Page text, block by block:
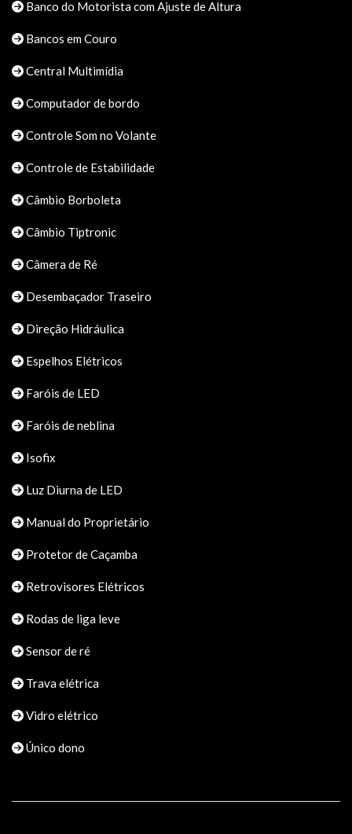
Banco do Motorista com Ajuste de Altura
Bancos em Couro
Central Multimídia
Computador de bordo
Controle Som no Volante
Controle de Estabilidade
Câmbio Borboleta
Câmbio Tiptronic
Câmera de Ré
Desembaçador Traseiro
Direção Hidráulica
Espelhos Elétricos
Faróis de LED
Faróis de neblina
Isofix
Luz Diurna de LED
Manual do Proprietário
Protetor de Caçamba
Retrovisores Elétricos
Rodas de liga leve
Sensor de ré
Trava elétrica
Vidro elétrico
Único dono